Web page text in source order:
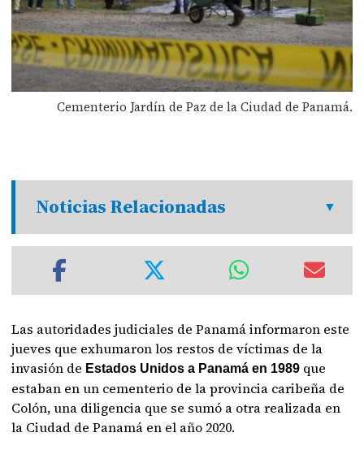
Cementerio Jardín de Paz de la Ciudad de Panamá.
Noticias Relacionadas
Las autoridades judiciales de Panamá informaron este
jueves que exhumaron los restos de víctimas de la
invasión de Estados Unidos a Panamá en 1989 que
estaban en un cementerio de la provincia caribeña de
Colón, una diligencia que se sumó a otra realizada en
la Ciudad de Panamá en el año 2020.